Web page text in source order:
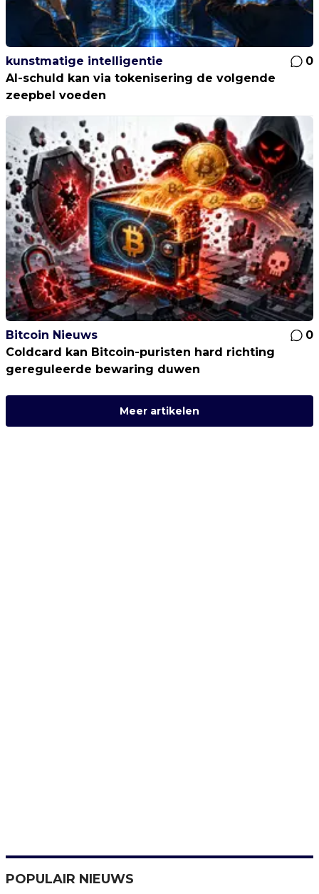
kunstmatige intelligentie
0
AI-schuld kan via tokenisering de volgende
zeepbel voeden
Bitcoin Nieuws
0
Coldcard kan Bitcoin-puristen hard richting
gereguleerde bewaring duwen
Meer artikelen
POPULAIR NIEUWS